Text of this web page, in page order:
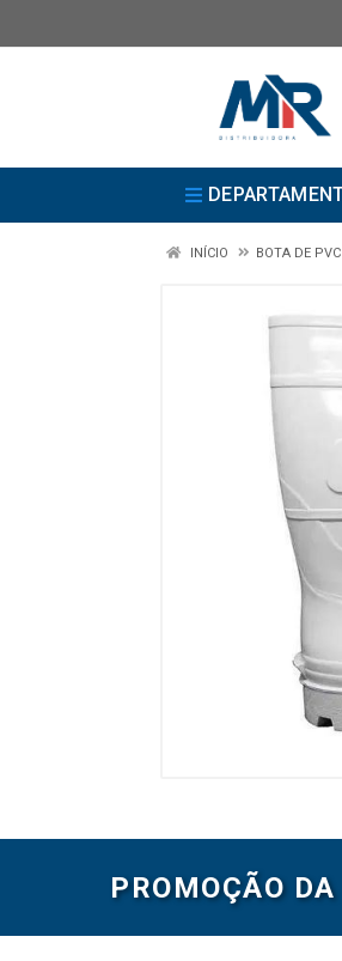
INÍCIO BOTA DE PVC
PROMOÇÃO